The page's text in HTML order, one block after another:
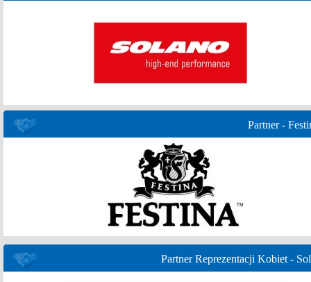
Partner -
Partner Reprezentacji Kobiet -